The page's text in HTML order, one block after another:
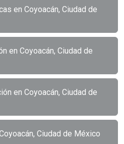
en Coyoacán, Ciudad de
en Coyoacán, Ciudad de
en Coyoacán, Ciudad de
Ciudad de México